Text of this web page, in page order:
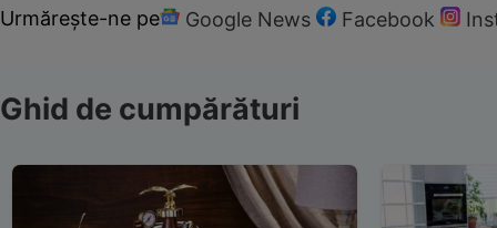
Urmărește-ne pe Google News Facebook
Ghid de cumpărături